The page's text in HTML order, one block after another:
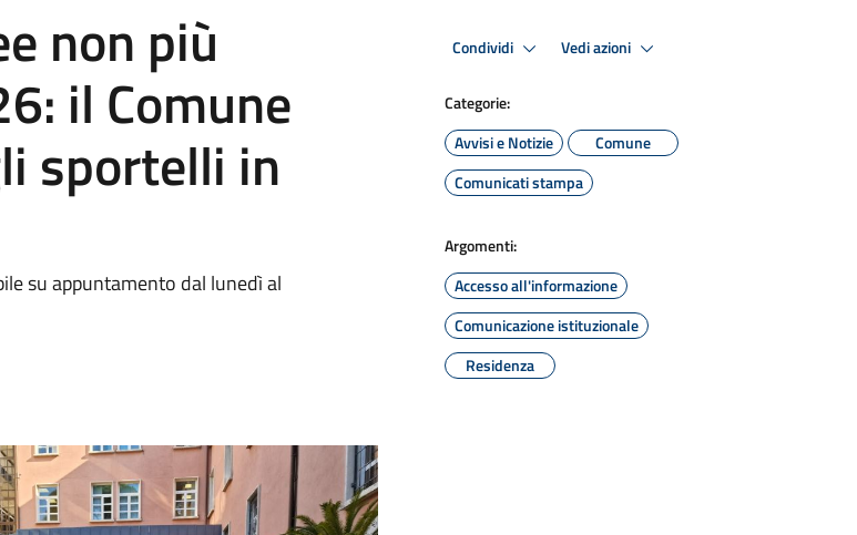
non più
il Comune
sportelli in
su appuntamento dal lunedì al
Condividi Vedi azioni
Categorie:
Avvisi e Notizie
Comune
Comunicati stampa
Argomenti:
Accesso all'informazione
Comunicazione istituzionale
Residenza